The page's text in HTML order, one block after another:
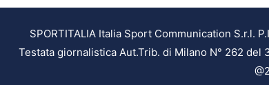
SPORTITALIA Italia Sport Communication S.r.l.
Testata giornalistica Aut.Trib. di Milano N° 262